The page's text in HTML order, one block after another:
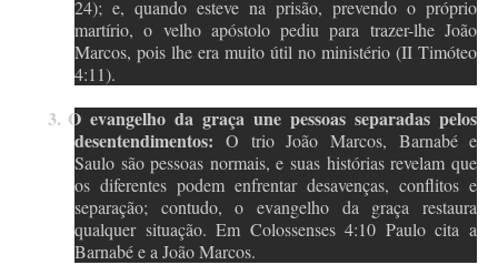
24); e, quando esteve na prisão, prevendo o próprio
martírio, o velho apóstolo pediu para trazer-lhe João
Marcos, pois lhe era muito útil no ministério (II Timóteo
4:11).
3. O evangelho da graça une pessoas separadas pelos
desentendimentos: O trio João Marcos, Barnabé e
Saulo são pessoas normais, e suas histórias revelam que
os diferentes podem enfrentar desavenças, conflitos e
separação; contudo, o evangelho da graça restaura
qualquer situação. Em Colossenses 4:10 Paulo cita a
Barnabé e a João Marcos.